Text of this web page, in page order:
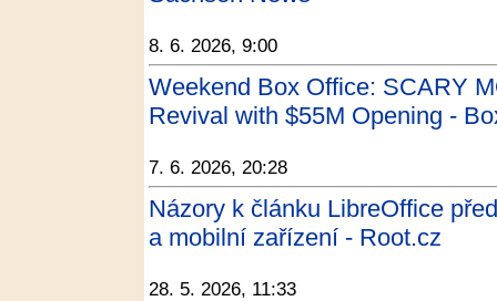
8. 6. 2026, 9:00
Weekend Box Office: SCARY
Revival with $55M Opening -
7. 6. 2026, 20:28
Názory k článku LibreOffice
a mobilní zařízení - Root.cz
28. 5. 2026, 11:33